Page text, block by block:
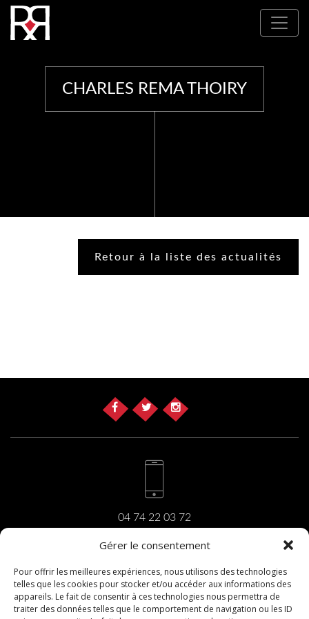
Gérer le consentement
Pour offrir les meilleures expériences, nous utilisons des technologies
telles que les cookies pour stocker et/ou accéder aux informations des
appareils. Le fait de consentir à ces technologies nous permettra de
traiter des données telles que le comportement de navigation ou les ID
Où nous trouver : Nos partenaires
CHARLES REMA THOIRY
Retour à la liste des actualités
04 74 22 03 72
carrara@carrara.fr